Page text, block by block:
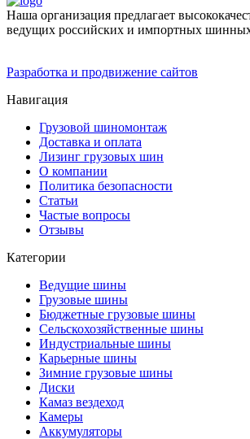
Наша организация предлагает
ведущих российских и импортных шинных
Разработка и продвижение сайтов
Навигация
Грузовой шиномонтаж
Доставка и оплата
Лизинг грузовых шин
О компании
Политика безопасности
Статьи
Частые вопросы
Отзывы
Категории
Ведущие шины
Грузовые шины
Бюджетные грузовые шины
Сельскохозяйственные шины
Индустриальные шины
Карьерные шины
Зимние грузовые шины
Диски
Камаз вездеход
Камеры
Аккумуляторы